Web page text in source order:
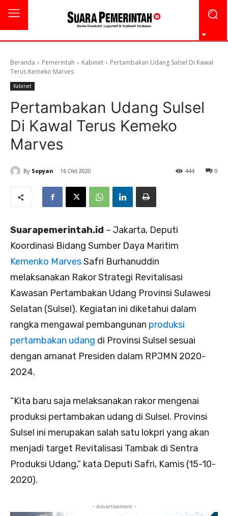
Beranda Pemerintah Kabinet
Pertambakan Udang Sulsel Di Kawal
Terus Kemeko Marves
Kabinet
Pertambakan Udang Sulsel
Di Kawal Terus Kemeko
Marves
By Sopyan 16 Okt 2020 0
444
Suarapemerintah.id – Jakarta, Deputi
Koordinasi Bidang Sumber Daya Maritim
Kemenko MarvesSafri Burhanuddin
melaksanakan Rakor Strategi Revitalisasi
Kawasan Pertambakan Udang Provinsi Sulawesi
Selatan (Sulsel). Kegiatan ini diketahui dalam
rangka mengawal pembangunan produksi
pertambakan udang di Provinsi Sulsel sesuai
dengan amanat Presiden dalam RPJMN 2020-
2024.
“Kita baru saja melaksanakan rakor mengenai
produksi pertambakan udang di Sulsel. Provinsi
Sulsel ini merupakan salah satu lokpri yang akan
menjadi target Revitalisasi Tambak di Sentra
Produksi Udang,” kata Deputi Safri, Kamis (15-10-
2020).
- Advertisement -